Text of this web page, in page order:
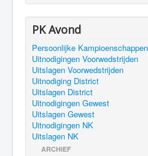
PK Avond
Persoonlijke
Uitnodigingen Voorwedstrijden
Uitslagen Voorwedstrijden
Uitnodiging District
Uitslagen District
Uitnodigingen Gewest
Uitslagen Gewest
Uitnodigingen NK
Uitslagen NK
ARCHIEF